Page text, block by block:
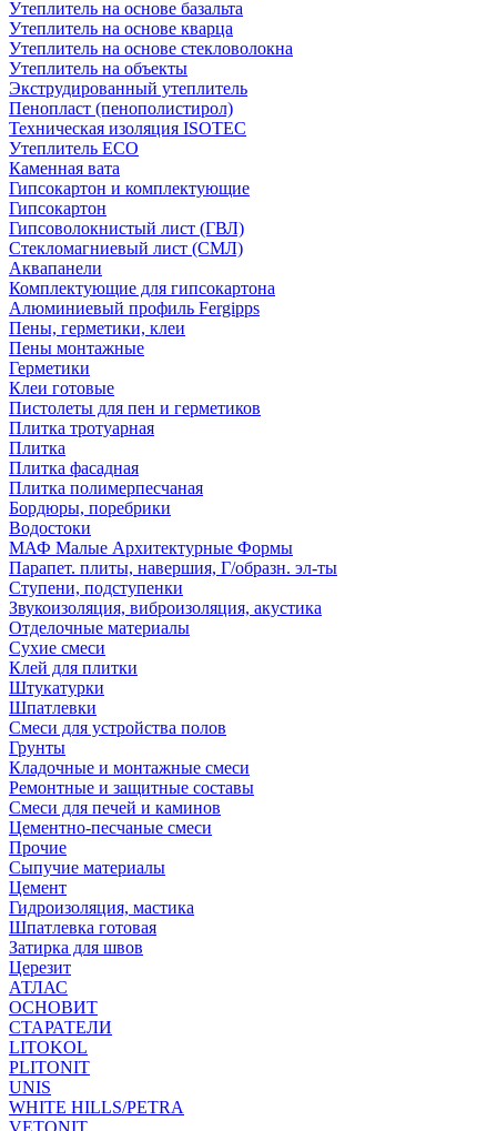
Утеплитель на основе базальта
Утеплитель на основе кварца
Утеплитель на основе стекловолокна
Утеплитель на объекты
Экструдированный утеплитель
Пенопласт (пенополистирол)
Техническая изоляция ISOTEC
Утеплитель ECO
Каменная вата
Гипсокартон и комплектующие
Гипсокартон
Гипсоволокнистый лист (ГВЛ)
Стекломагниевый лист (СМЛ)
Аквапанели
Комплектующие для гипсокартона
Алюминиевый профиль Fergipps
Пены, герметики, клеи
Пены монтажные
Герметики
Клеи готовые
Пистолеты для пен и герметиков
Плитка тротуарная
Плитка
Плитка фасадная
Плитка полимерпесчаная
Бордюры, поребрики
Водостоки
МАФ Малые Архитектурные Формы
Парапет. плиты, навершия, Г/образн. эл-ты
Ступени, подступенки
Звукоизоляция, виброизоляция, акустика
Отделочные материалы
Сухие смеси
Клей для плитки
Штукатурки
Шпатлевки
Смеси для устройства полов
Грунты
Кладочные и монтажные смеси
Ремонтные и защитные составы
Смеси для печей и каминов
Цементно-песчаные смеси
Прочие
Сыпучие материалы
Цемент
Гидроизоляция, мастика
Шпатлевка готовая
Затирка для швов
Церезит
АТЛАС
ОСНОВИТ
СТАРАТЕЛИ
LITOKOL
PLITONIT
UNIS
WHITE HILLS/PETRA
VETONIT